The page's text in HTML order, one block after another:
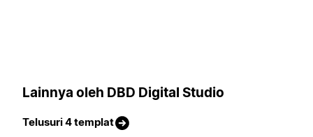
Lainnya oleh DBD Digital Studio
Telusuri 4 templat